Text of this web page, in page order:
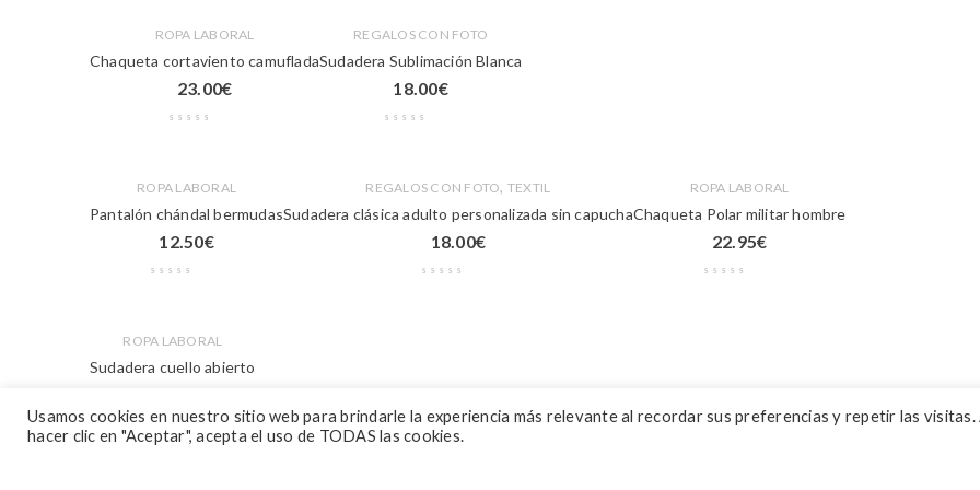
ROPA LABORAL
Chaqueta cortaviento camuflada
23.00€
REGALOS CON FOTO
Sudadera Sublimación Blanca
18.00€
ROPA LABORAL
Pantalón chándal bermudas
12.50€
REGALOS CON FOTO, TEXTIL
Sudadera clásica adulto personalizada sin capucha
18.00€
ROPA LABORAL
Chaqueta Polar militar hombre
22.95€
ROPA LABORAL
Sudadera cuello abierto
Usamos cookies en nuestro sitio web para brindarle la experiencia más relevante al recordar sus preferencias y repetir las visitas.
hacer clic en "Aceptar", acepta el uso de TODAS las cookies.